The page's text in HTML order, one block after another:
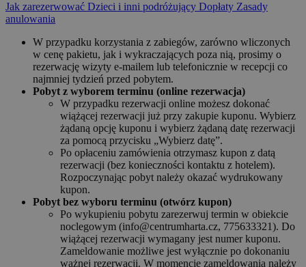
Jak zarezerwować Dzieci i inni podróżujący Dopłaty Zasady
anulowania
W przypadku korzystania z zabiegów, zarówno wliczonych
w cenę pakietu, jak i wykraczających poza nią, prosimy o
rezerwację wizyty e-mailem lub telefonicznie w recepcji co
najmniej tydzień przed pobytem.
Pobyt z wyborem terminu (online rezerwacja)
W przypadku rezerwacji online możesz dokonać
wiążącej rezerwacji już przy zakupie kuponu. Wybierz
żądaną opcję kuponu i wybierz żądaną datę rezerwacji
za pomocą przycisku „Wybierz datę”.
Po opłaceniu zamówienia otrzymasz kupon z datą
rezerwacji (bez konieczności kontaktu z hotelem).
Rozpoczynając pobyt należy okazać wydrukowany
kupon.
Pobyt bez wyboru terminu (otwórz kupon)
Po wykupieniu pobytu zarezerwuj termin w obiekcie
noclegowym (info@centrumharta.cz, 775633321). Do
wiążącej rezerwacji wymagany jest numer kuponu.
Zameldowanie możliwe jest wyłącznie po dokonaniu
ważnej rezerwacji. W momencie zameldowania należy